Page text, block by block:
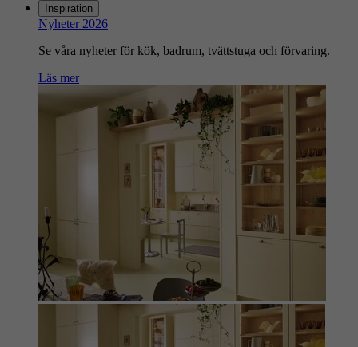
Inspiration
Nyheter 2026
Se våra nyheter för kök, badrum, tvättstuga och förvaring.
Läs mer